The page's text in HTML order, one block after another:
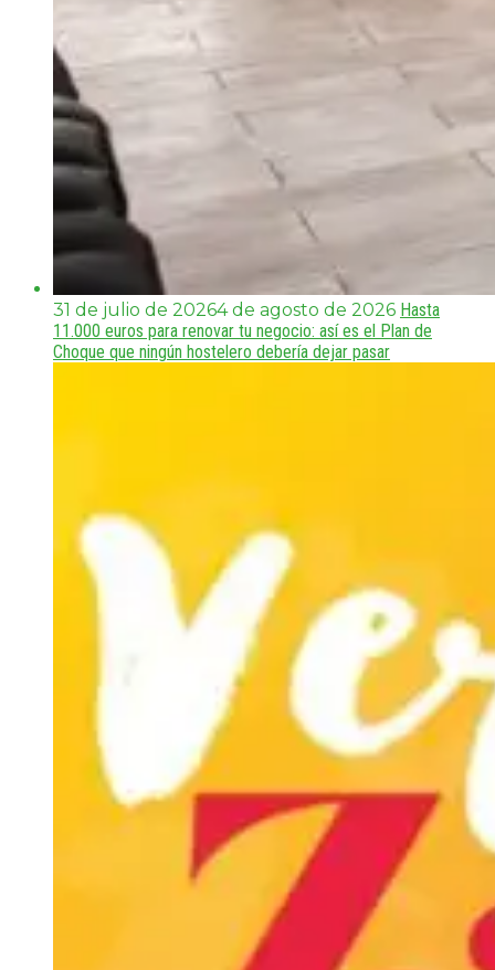
31 de julio de 20264 de agosto de 2026 Hasta
11.000 euros para renovar tu negocio: así es el Plan de
Choque que ningún hostelero debería dejar pasar